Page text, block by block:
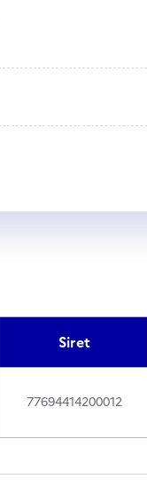
Siret
77694414200012